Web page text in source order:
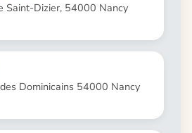
Saint-Dizier, 54000 Nancy
Dominicains 54000 Nancy